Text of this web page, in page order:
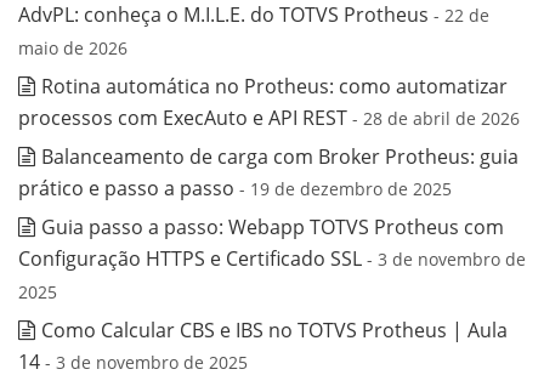
AdvPL: conheça o M.I.L.E. do TOTVS Protheus - 22 de
maio de 2026
Rotina automática no Protheus: como automatizar
processos com ExecAuto e API REST - 28 de abril de 2026
Balanceamento de carga com Broker Protheus: guia
prático e passo a passo - 19 de dezembro de 2025
Guia passo a passo: Webapp TOTVS Protheus com
Configuração HTTPS e Certificado SSL - 3 de novembro de
2025
Como Calcular CBS e IBS no TOTVS Protheus | Aula
14 - 3 de novembro de 2025